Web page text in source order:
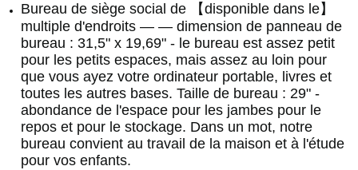
Bureau de siège social de 【disponible dans le】
multiple d'endroits — — dimension de panneau de
bureau : 31,5" x 19,69" - le bureau est assez petit
pour les petits espaces, mais assez au loin pour
que vous ayez votre ordinateur portable, livres et
toutes les autres bases. Taille de bureau : 29" -
abondance de l'espace pour les jambes pour le
repos et pour le stockage. Dans un mot, notre
bureau convient au travail de la maison et à l'étude
pour vos enfants.